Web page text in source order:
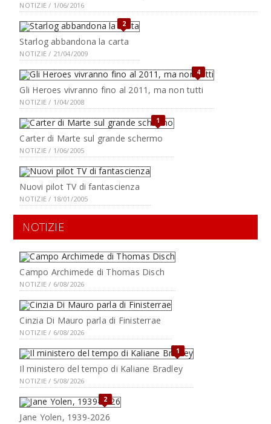
NOTIZIE / 1/06/2016
2
Starlog abbandona la carta
NOTIZIE / 21/04/2009
4
Gli Heroes vivranno fino al 2011, ma non tutti
NOTIZIE / 1/04/2008
1
Carter di Marte sul grande schermo
NOTIZIE / 1/06/2005
Nuovi pilot TV di fantascienza
NOTIZIE / 18/01/2005
NOTIZIE
Campo Archimede di Thomas Disch
NOTIZIE / 6/08/2026
Cinzia Di Mauro parla di Finisterrae
NOTIZIE / 6/08/2026
1
Il ministero del tempo di Kaliane Bradley
NOTIZIE / 5/08/2026
2
Jane Yolen, 1939-2026